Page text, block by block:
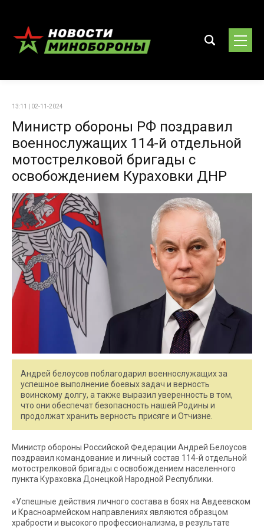
13:11 | 02-11-2024
Министр обороны РФ поздравил
военнослужащих 114-й отдельной
мотострелковой бригады с
освобождением Кураховки ДНР
Андрей белоусов поблагодарил военнослужащих за
успешное выполнение боевых задач и верность
воинскому долгу, а также выразил уверенность в том,
что они обеспечат безопасность нашей Родины и
продолжат хранить верность присяге и Отчизне.
Министр обороны Российской Федерации Андрей Белоусов
поздравил командование и личный состав 114-й отдельной
мотострелковой бригады с освобождением населенного
пункта Кураховка Донецкой Народной Республики.
«Успешные действия личного состава в боях на Авдеевском
и Красноармейском направлениях являются образцом
храбрости и высокого профессионализма, в результате